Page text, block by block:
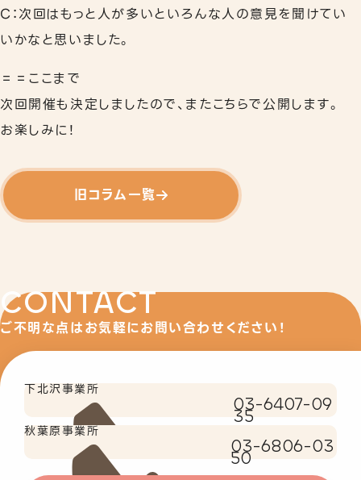
C：次回はもっと人が多いといろんな人の意見を聞けてい
いかなと思いました。
＝＝ここまで
次回開催も決定しましたので、またこちらで公開します。
お楽しみに！
旧コラム一覧
CONTACT
ご不明な点はお気軽にお問い合わせください！
下北沢事業所
03-6407-09
35
秋葉原事業所
03-6806-03
50